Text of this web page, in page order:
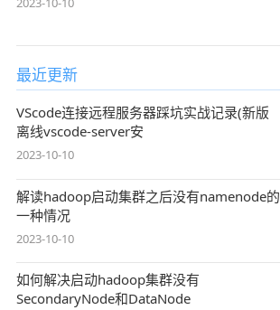
最近更新
VScode连接远程服务器踩坑实战记录(新版
离线vscode-server安
2023-10-10
解读hadoop启动集群之后没有namenode的
一种情况
2023-10-10
如何解决启动hadoop集群没有
SecondaryNode和DataNode